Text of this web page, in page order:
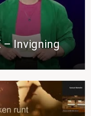
– Invigning